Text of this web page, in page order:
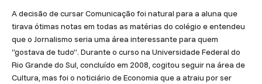
A decisão de cursar Comunicação foi natural para a aluna que
tirava ótimas notas em todas as matérias do colégio e entendeu
que o Jornalismo seria uma área interessante para quem
“gostava de tudo”. Durante o curso na Universidade Federal do
Rio Grande do Sul, concluído em 2008, cogitou seguir na área de
Cultura, mas foi o noticiário de Economia que a atraiu por ser